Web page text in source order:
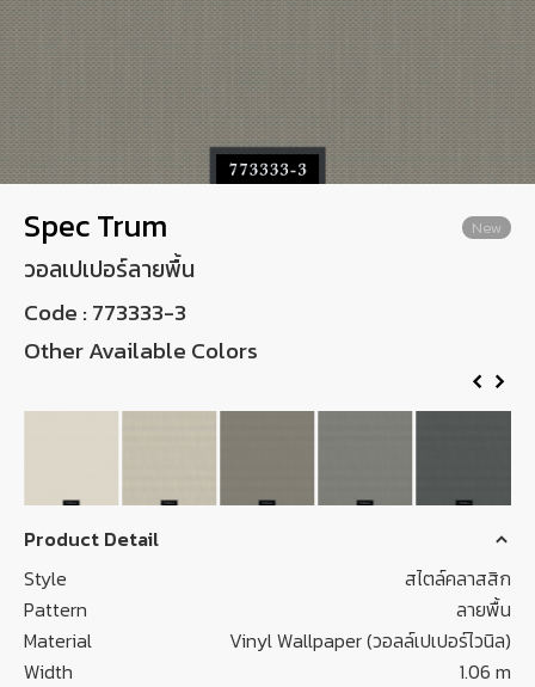
Language
EN
0-2746-8899
Spec Trum New
วอลเปเปอร์ลายพื้น
Code : 773333-3
Other Available Colors
Product Detail
Style
สไตล์คลาสสิก
Pattern
ลายพื้น
Material
Vinyl Wallpaper (วอลล์เปเปอร์ไวนิล)
Width
1.06 m